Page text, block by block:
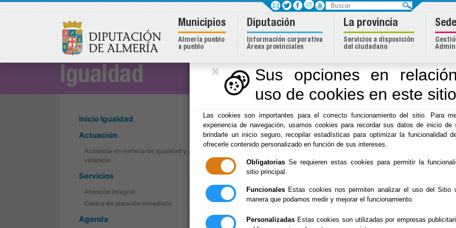
×
Sus opciones en
uso de cookies en este sitio
Las cookies son importantes para el correcto funcionamiento del sitio. Para
experiencia de navegación, usamos cookies para recordar sus datos de inicio de
brindarle un inicio seguro, recopilar estadísticas para optimizar la funcionalidad
ofrecerle contenido personalizado en función de sus intereses.
Obligatorias Se requieren estas cookies para permitir la
sitio principal.
Funcionales Estas cookies nos permiten analizar el uso del Sitio
manera que podamos medir y mejorar el funcionamiento.
Personalizadas Estas cookies son utilizadas por empresas
Igualdad
Inicio Igualdad
Actuación
Asitencia en materia de Igualdad y contra la
violencia
Servicios
Atención Integral
Centro de atención inmediata
Agenda
Inicio -Igualdad - Sala para proyectos de igualdad
Sala para
Sala para proyectos de igualdad.
Espacio físico de 100 m2, para promover un lugar de
género, conferencias, presentaciones proyectos
configuran el Consejo Provincial de Mujeres.
Así mismo es utilizado como espacio formativo en los
Buscar
Municipios
Almería pueblo
a pueblo
Diputación
Información corporativa
Áreas provinciales
La provincia
Servicios a disposición
del ciudadano